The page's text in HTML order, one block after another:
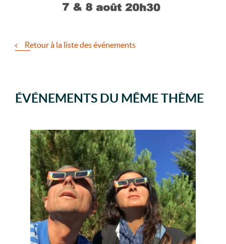
Retour à la liste des événements
ÉVÉNEMENTS DU MÊME THÈME